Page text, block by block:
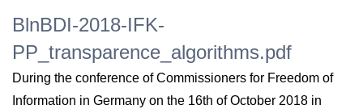
BlnBDI-2018-IFK-
PP_transparence_algorithms.pdf
During the conference of Commissioners for Freedom of
Information in Germany on the 16th of October 2018 in